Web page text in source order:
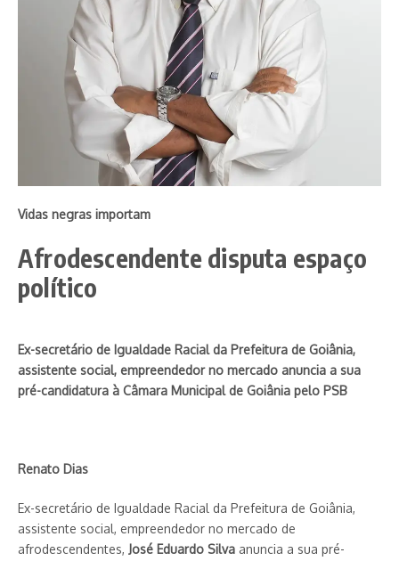
Vidas negras importam
Afrodescendente disputa espaço
político
Ex-secretário de Igualdade Racial da Prefeitura de Goiânia,
assistente social, empreendedor no mercado anuncia a sua
pré-candidatura à Câmara Municipal de Goiânia pelo PSB
Renato Dias
Ex-secretário de Igualdade Racial da Prefeitura de Goiânia,
assistente social, empreendedor no mercado de
afrodescendentes, José Eduardo Silva anuncia a sua pré-